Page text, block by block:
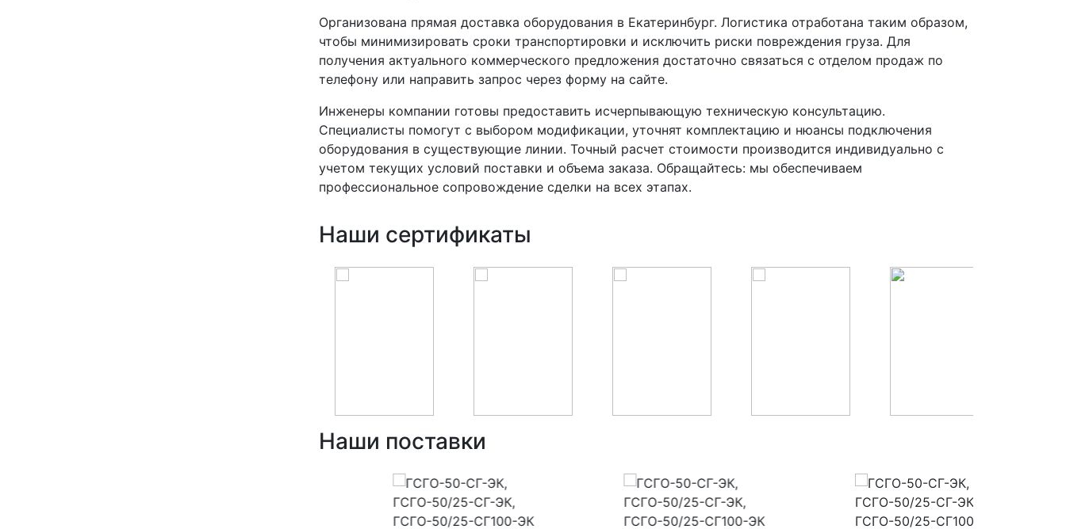
Организована прямая доставка оборудования в Екатеринбург. Логистика отработана таким образом,
чтобы минимизировать сроки транспортировки и исключить риски повреждения груза. Для
получения актуального коммерческого предложения достаточно связаться с отделом продаж по
телефону или направить запрос через форму на сайте.
Инженеры компании готовы предоставить исчерпывающую техническую консультацию.
Специалисты помогут с выбором модификации, уточнят комплектацию и нюансы подключения
оборудования в существующие линии. Точный расчет стоимости производится индивидуально с
учетом текущих условий поставки и объема заказа. Обращайтесь: мы обеспечиваем
профессиональное сопровождение сделки на всех этапах.
Наши сертификаты
Наши поставки